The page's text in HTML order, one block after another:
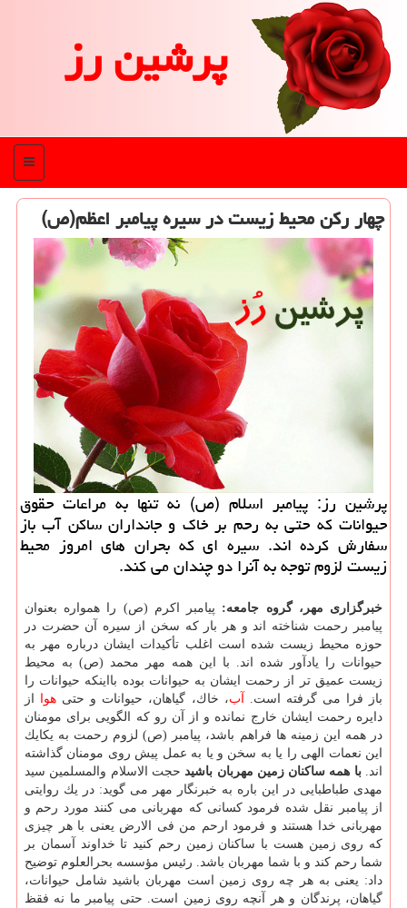
پرشین رز
منو
چهار ركن محیط زیست در سیره پیامبر اعظم(ص)
پرشین رز: پیامبر اسلام (ص) نه تنها به مراعات حقوق
حیوانات كه حتی به رحم بر خاك و جانداران ساكن آب باز
سفارش كرده اند. سیره ای كه بحران های امروز محیط
زیست لزوم توجه به آنرا دو چندان می كند.
خبرگزاری مهر، گروه جامعه: پیامبر اكرم (ص) را همواره بعنوان
پیامبر رحمت شناخته اند و هر بار كه سخن از سیره آن حضرت در
حوزه محیط زیست شده است اغلب تأكیدات ایشان درباره مهر به
حیوانات را یادآور شده اند. با این همه مهر محمد (ص) به محیط
زیست عمیق تر از رحمت ایشان به حیوانات بوده بااینكه حیوانات را
باز فرا می گرفته است. آب، خاك، گیاهان، حیوانات و حتی هوا از
دایره رحمت ایشان خارج نمانده و از آن رو كه الگویی برای مومنان
در همه این زمینه ها فراهم باشد، پیامبر (ص) لزوم رحمت به یكایك
این نعمات الهی را یا به سخن و یا به عمل پیش روی مومنان گذاشته
اند.با همه ساكنان زمین مهربان باشیدحجت الاسلام والمسلمین سید
مهدی طباطبایی در این باره به خبرنگار مهر می گوید: در یك روایتی
از پیامبر نقل شده فرمود كسانی كه مهربانی می كنند مورد رحم و
مهربانی خدا هستند و فرمود ارحم من فی الارض یعنی با هر چیزی
كه روی زمین هست با ساكنان زمین رحم كنید تا خداوند آسمان بر
شما رحم كند و با شما مهربان باشد. رئیس مؤسسه بحرالعلوم توضیح
داد: یعنی به هر چه روی زمین است مهربان باشید شامل حیوانات،
گیاهان، پرندگان و هر آنچه روی زمین است. حتی پیامبر ما نه فقظ